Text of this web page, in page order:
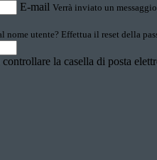
E-mail Verrà inviato un
nome utente? Effettua il reset della
la casella di posta